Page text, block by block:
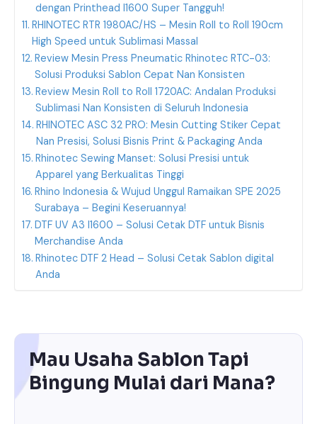
dengan Printhead I1600 Super Tangguh!
RHINOTEC RTR 1980AC/HS – Mesin Roll to Roll 190cm
High Speed untuk Sublimasi Massal
Review Mesin Press Pneumatic Rhinotec RTC-03:
Solusi Produksi Sablon Cepat Nan Konsisten
Review Mesin Roll to Roll 1720AC: Andalan Produksi
Sublimasi Nan Konsisten di Seluruh Indonesia
RHINOTEC ASC 32 PRO: Mesin Cutting Stiker Cepat
Nan Presisi, Solusi Bisnis Print & Packaging Anda
Rhinotec Sewing Manset: Solusi Presisi untuk
Apparel yang Berkualitas Tinggi
Rhino Indonesia & Wujud Unggul Ramaikan SPE 2025
Surabaya – Begini Keseruannya!
DTF UV A3 I1600 – Solusi Cetak DTF untuk Bisnis
Merchandise Anda
Rhinotec DTF 2 Head – Solusi Cetak Sablon digital
Anda
Mau Usaha Sablon Tapi
Bingung Mulai dari Mana?